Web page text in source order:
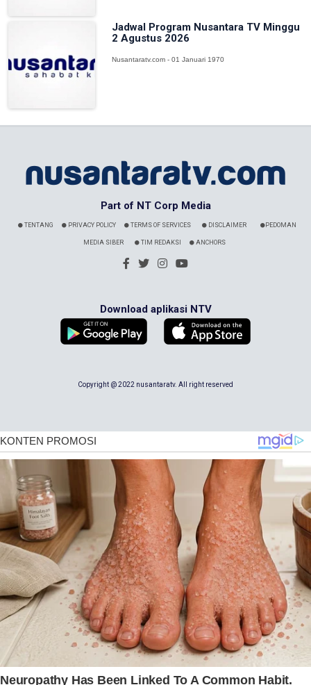
Jadwal Program Nusantara TV Minggu
2 Agustus 2026
Nusantaratv.com - 01 Januari 1970
Part of NT Corp Media
TENTANG PRIVACY POLICY TERMS OF SERVICES DISCLAIMER PEDOMAN
MEDIA SIBER TIM REDAKSI ANCHORS
Download aplikasi NTV
Copyright @ 2022 nusantaratv. All right reserved